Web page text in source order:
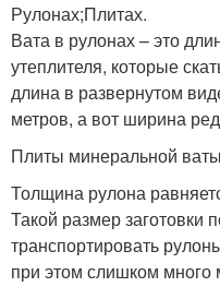
Рулонах;Плитах.
Вата в рулонах – это
утеплителя, которые
длина в развернутом
метров, а вот ширина
Плиты минеральной ваты
Толщина рулона
Такой размер заготовки
транспортировать
при этом слишком много